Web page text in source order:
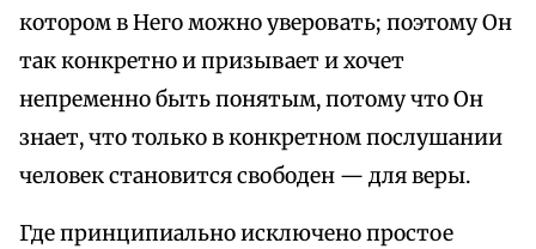
котором в Него можно уверовать; поэтому Он
так конкретно и призывает и хочет
непременно быть понятым, потому что Он
знает, что только в конкретном послушании
человек становится свободен — для веры.
Где принципиально исключено простое